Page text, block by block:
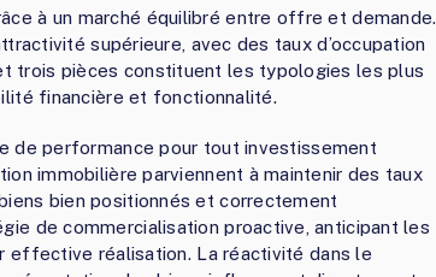
à un marché équilibré entre offre et demande.
supérieure, avec des taux d’occupation
trois pièces constituent les typologies les plus
financière et fonctionnalité.
de performance pour tout investissement
immobilière parviennent à maintenir des taux
bien positionnés et correctement
de commercialisation proactive, anticipant les
effective réalisation. La réactivité dans le